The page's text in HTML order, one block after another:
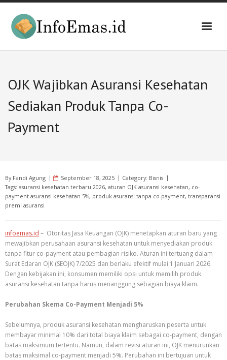
Skip
content
OJK Wajibkan Asuransi Kesehatan
Sediakan Produk Tanpa Co-
Payment
By Fandi Agung September 18, 2025 Category: Bisnis
Tags: asuransi kesehatan terbaru 2026, aturan OJK asuransi kesehatan, co-
payment asuransi kesehatan 5%, produk asuransi tanpa co-payment, transparansi
premi asuransi
infoemas.id – Otoritas Jasa Keuangan (OJK) menetapkan aturan baru yang
mewajibkan perusahaan asuransi kesehatan untuk menyediakan produk
tanpa fitur co-payment atau pembagian risiko. Aturan ini tertuang dalam
Surat Edaran OJK (SEOJK) 7/2025 dan berlaku efektif mulai 1 Januari 2026.
Dengan kebijakan ini, konsumen memiliki opsi untuk memilih produk
asuransi kesehatan tanpa harus menanggung sebagian biaya klaim.
Perubahan Skema Co-Payment Menjadi 5%
Sebelumnya, produk asuransi kesehatan mengharuskan peserta untuk
membayar minimal 10% dari total biaya klaim sebagai co-payment, dengan
batas maksimum tertentu. Namun, dalam revisi aturan ini, OJK menurunkan
batas maksimal co-payment menjadi 5%. Perubahan ini bertujuan untuk